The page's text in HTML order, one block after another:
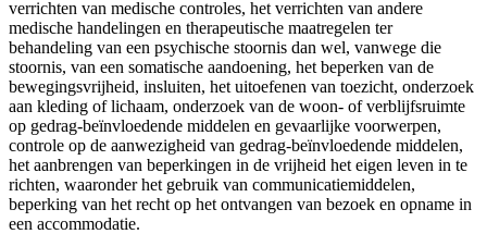
verrichten van medische controles, het verrichten van andere
medische handelingen en therapeutische maatregelen ter
behandeling van een psychische stoornis dan wel, vanwege die
stoornis, van een somatische aandoening, het beperken van de
bewegingsvrijheid, insluiten, het uitoefenen van toezicht, onderzoek
aan kleding of lichaam, onderzoek van de woon- of verblijfsruimte
op gedrag-beïnvloedende middelen en gevaarlijke voorwerpen,
controle op de aanwezigheid van gedrag-beïnvloedende middelen,
het aanbrengen van beperkingen in de vrijheid het eigen leven in te
richten, waaronder het gebruik van communicatiemiddelen,
beperking van het recht op het ontvangen van bezoek en opname in
een accommodatie.